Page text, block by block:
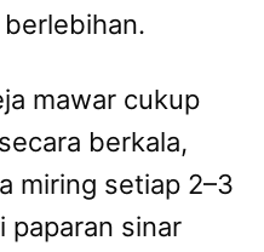
mawar cukup
berkala,
miring setiap 2–3
paparan sinar